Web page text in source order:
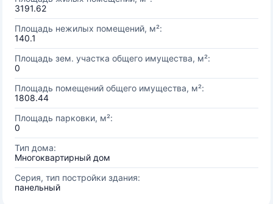
3191.62
Площадь нежилых помещений, м²:
140.1
Площадь зем. участка общего имущества, м²:
0
Площадь помещений общего имущества, м²:
1808.44
Площадь парковки, м²:
0
Тип дома:
Многоквартирный дом
Серия, тип постройки здания:
панельный